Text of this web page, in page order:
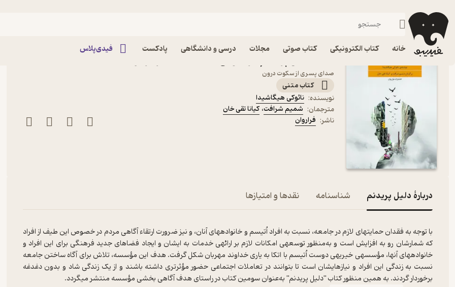
خانه کتاب الکترونیکی کتاب صوتی مجلات درسی و دانشگاهی پادکست فیدی‌پلاس
فیدیبو کتاب الکترونیکی
صدای پسری از سکوت درون
کتاب متنی
نویسنده: نائوکی هیگاشیدا
مترجمان: شمیم شرافت، کیانا تقی ­خان
ناشر: فراروان
دربارۀ دلیل پریدنم شناسنامه نقدها و امتیازها
با توجه به فقدان حمایت‎های لازم در جامعه، نسبت به افراد اُتیسم و خانواده‎های آنان، و نیز ضرورت ارتقاء آگاهی مردم در خصوص این طیف از افراد
که شمارشان رو به افزایش است و به‌منظور توسعه­ی امکانات لازم بر ارائه­ی خدمات به ایشان و ایجاد فضاهای جدید فرهنگی برای این افراد و
خانواده‎های آن­ها، مؤسسه­ی خیریه­ی دوست اُتیسم با اتکا به یاری خداوند مهربان شکل گرفت. هدف این مؤسسه، تلاش برای آگاه ساختن جامعه
نسبت به زندگی این افراد و نیازهای‎شان است تا بتوانند در تعاملات اجتماعی حضور مؤثرتری داشته باشند و از یک زندگی شاد و بدون دغدغه
برخوردار گردند. به همین منظور کتاب "دلیل پریدنم" به‌عنوان سومین کتاب در راستای هدف آگاهی بخشی مؤسسه منتشر می­گردد.